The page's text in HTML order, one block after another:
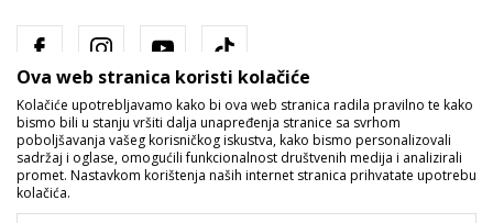
Bosna i Hercegovina Promijenite
Ova web stranica koristi kolačiće
Kolačiće upotrebljavamo kako bi ova web stranica radila pravilno te kako
bismo bili u stanju vršiti dalja unapređenja stranice sa svrhom
poboljšavanja vašeg korisničkog iskustva, kako bismo personalizovali
sadržaj i oglase, omogućili funkcionalnost društvenih medija i analizirali
promet. Nastavkom korištenja naših internet stranica prihvatate upotrebu
kolačića.